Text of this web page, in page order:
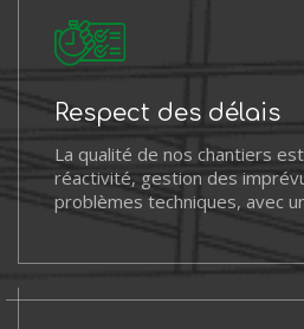
Respect des délais
La qualité de nos chantiers
réactivité, gestion des
problèmes techniques, avec